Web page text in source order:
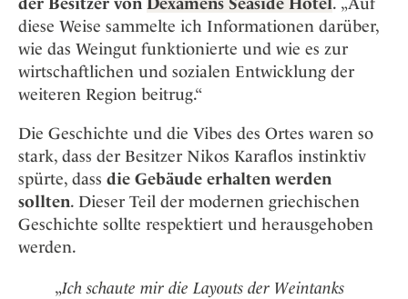
diese Weise sammelte ich Informationen darüber,
wie das Weingut funktionierte und wie es zur
wirtschaftlichen und sozialen Entwicklung der
weiteren Region beitrug.“
Die Geschichte und die Vibes des Ortes waren so
stark, dass der Besitzer Nikos Karaflos instinktiv
spürte, dass die Gebäude erhalten werden
sollten. Dieser Teil der modernen griechischen
Geschichte sollte respektiert und herausgehoben
werden.
„Ich schaute mir die Layouts der Weintanks